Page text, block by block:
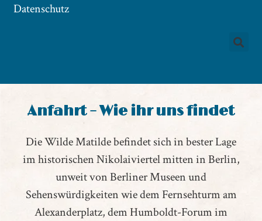
Datenschutz
Anfahrt – Wie ihr uns findet
Die Wilde Matilde befindet sich in bester Lage
im historischen Nikolaiviertel mitten in Berlin,
unweit von Berliner Museen und
Sehenswürdigkeiten wie dem Fernsehturm am
Alexanderplatz, dem Humboldt-Forum im